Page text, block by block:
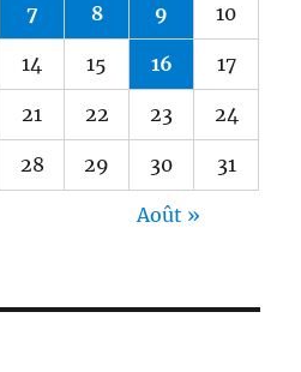
7 8 9 10
14 15 16 17
21 22 23 24
28 29 30 31
Août »